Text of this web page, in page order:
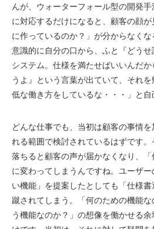
んが、ウォーターフォール型の開発
に対応するだけになると、顧客の顔
に作っているのか？」が分からなく
意識的に自分の口から、ふと『どう
システム。仕様を満たせばいいんだ
うよ』という言葉が出ていて、それ
低な働き方をしているな・・・」と自
どんな仕事でも、当初は顧客の事情
れる範囲で検討されているはずです
落ちると顧客の声が届かなくなり、
に変わってしまうんですね。ユーザ
い機能」を提案したとしても「仕様
蹴されてしまう。「何のための機能
う機能なのか？」の想像を働かせる